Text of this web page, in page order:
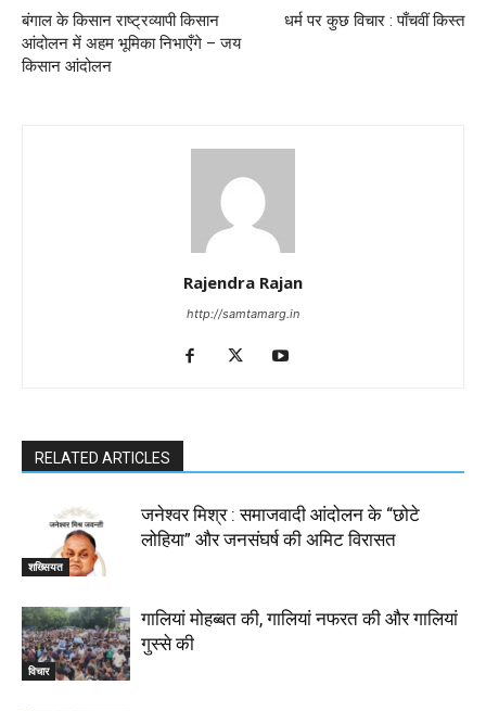
बंगाल के किसान राष्ट्रव्यापी किसान
आंदोलन में अहम भूमिका निभाएँगे – जय
किसान आंदोलन
धर्म पर कुछ विचार : पाँचवीं किस्त
Rajendra Rajan
http://samtamarg.in
RELATED ARTICLES
शख्सियत
जनेश्वर मिश्र : समाजवादी आंदोलन के “छोटे
लोहिया” और जनसंघर्ष की अमिट विरासत
विचार
गालियां मोहब्बत की, गालियां नफरत की और गालियां
गुस्से की